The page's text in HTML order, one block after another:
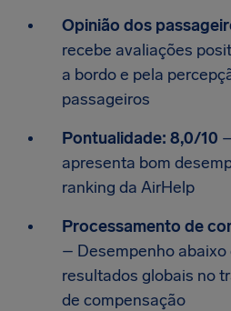
Opinião dos
recebe avaliações
a bordo e pela
passageiros
Pontualidade: 8,0/10
apresenta bom
ranking da AirHelp
Processamento de
– Desempenho abaixo
resultados globais no
de compensação